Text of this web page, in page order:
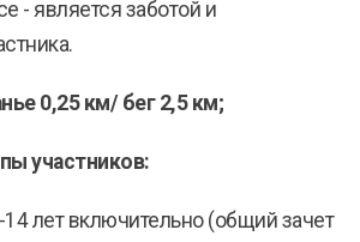
- является заботой и
0,25 км/ бег 2,5 км;
участников:
лет включительно (общий зачет